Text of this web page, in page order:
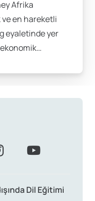
Aylık veya
sürenizi
Okullar genellikle
aynı zamanda
ve tarihi
gibi eşsiz
Afrika
en hareketli
eyaletinde yer
Dil Eğitimi